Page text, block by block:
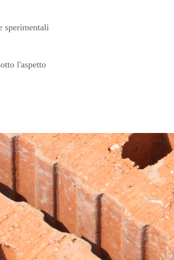
sperimentali
l'aspetto